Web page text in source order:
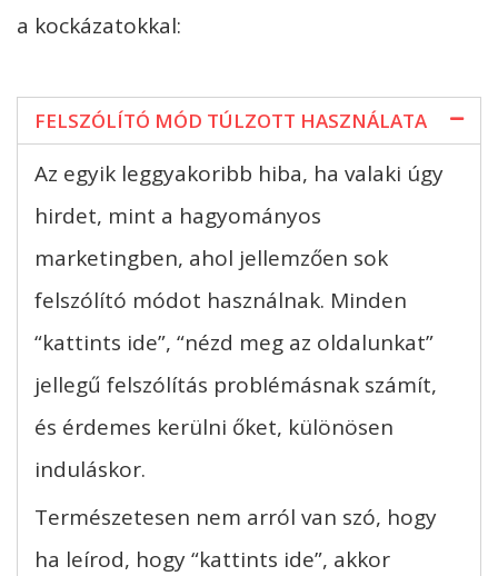
a kockázatokkal:
FELSZÓLÍTÓ MÓD TÚLZOTT HASZNÁLATA
Az egyik leggyakoribb hiba, ha valaki úgy
hirdet, mint a hagyományos
marketingben, ahol jellemzően sok
felszólító módot használnak. Minden
“kattints ide”, “nézd meg az oldalunkat”
jellegű felszólítás problémásnak számít,
és érdemes kerülni őket, különösen
induláskor.
Természetesen nem arról van szó, hogy
ha leírod, hogy “kattints ide”, akkor